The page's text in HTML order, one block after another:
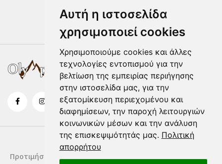
Αυτή η ιστοσελίδα
χρησιμοποιεί cookies
Χρησιμοποιούμε cookies και άλλες
τεχνολογίες εντοπισμού για την
βελτίωση της εμπειρίας περιήγησης
στην ιστοσελίδα μας, για την
εξατομίκευση περιεχομένου και
διαφημίσεων, την παροχή λειτουργιών
κοινωνικών μέσων και την ανάλυση
της επισκεψιμότητάς μας. Πολιτική
απορρήτου
Προτιμήσεις Cookies Δήλωση Cookies Όροι Χρήσης